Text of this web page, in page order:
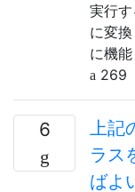
実行
に変
に機能
269
6
上
ラス
ばよ